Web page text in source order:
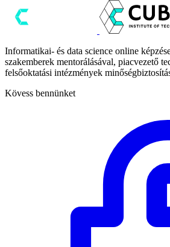
Informatikai- és data science online
szakemberek mentorálásával, piacvezető
felsőoktatási intézmények
Kövess bennünket